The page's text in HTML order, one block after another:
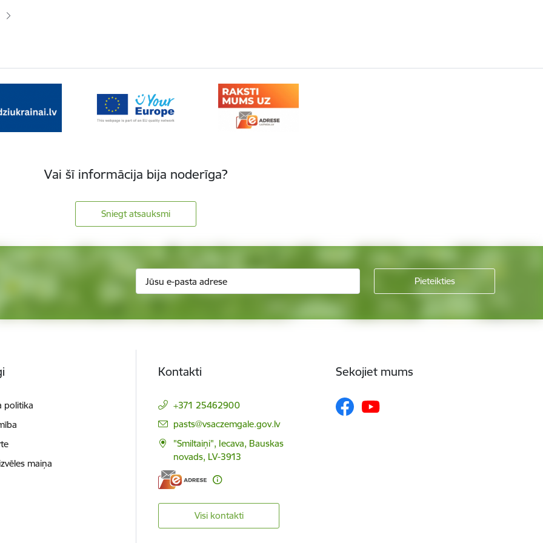
Vai šī informācija bija noderīga?
Sniegt atsauksmi
politika
maiņa
Kontakti
+371 25462900
E-pasts:
pasts@vsaczemgale.gov.lv
"Smiltaiņi", Iecava, Bauskas
novads, LV-3913
Visi kontakti
Sekojiet mums